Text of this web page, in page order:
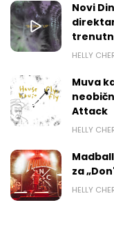
Novi
HELLY
Muva
Attack
HELLY
za
HELLY